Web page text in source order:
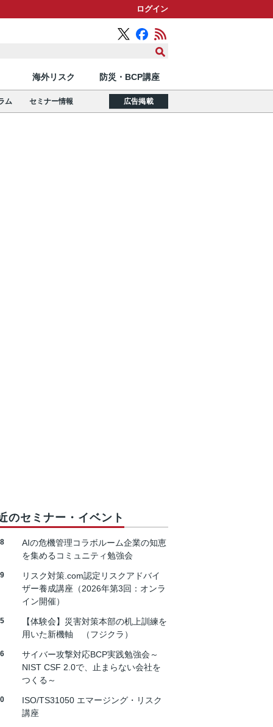
ログイン
海外リスク 防災・BCP講座
ム セミナー情報 広告掲載
のセミナー・イベント
AIの危機管理コラボルーム企業の知恵
を集めるコミュニティ勉強会
リスク対策.com認定リスクアドバイ
ザー養成講座（2026年第3回：オンラ
イン開催）
【体験会】災害対策本部の机上訓練を
用いた新機軸 （フジクラ）
サイバー攻撃対応BCP実践勉強会～
NIST CSF 2.0で、止まらない会社を
つくる～
ISO/TS31050 エマージング・リスク
講座